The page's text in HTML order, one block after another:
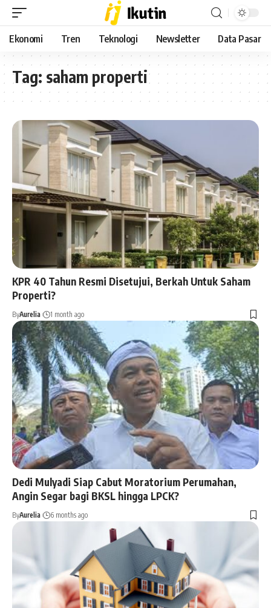
Ekonomi Tren Teknologi Newsletter Data Pasar
Tag: saham properti
KPR 40 Tahun Resmi Disetujui, Berkah Untuk Saham
Properti?
ByAurelia 1 month ago
Dedi Mulyadi Siap Cabut Moratorium Perumahan,
Angin Segar bagi BKSL hingga LPCK?
ByAurelia 6 months ago